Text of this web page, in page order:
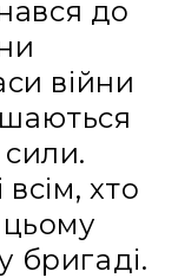
дo
війни
хтo
бригaді.